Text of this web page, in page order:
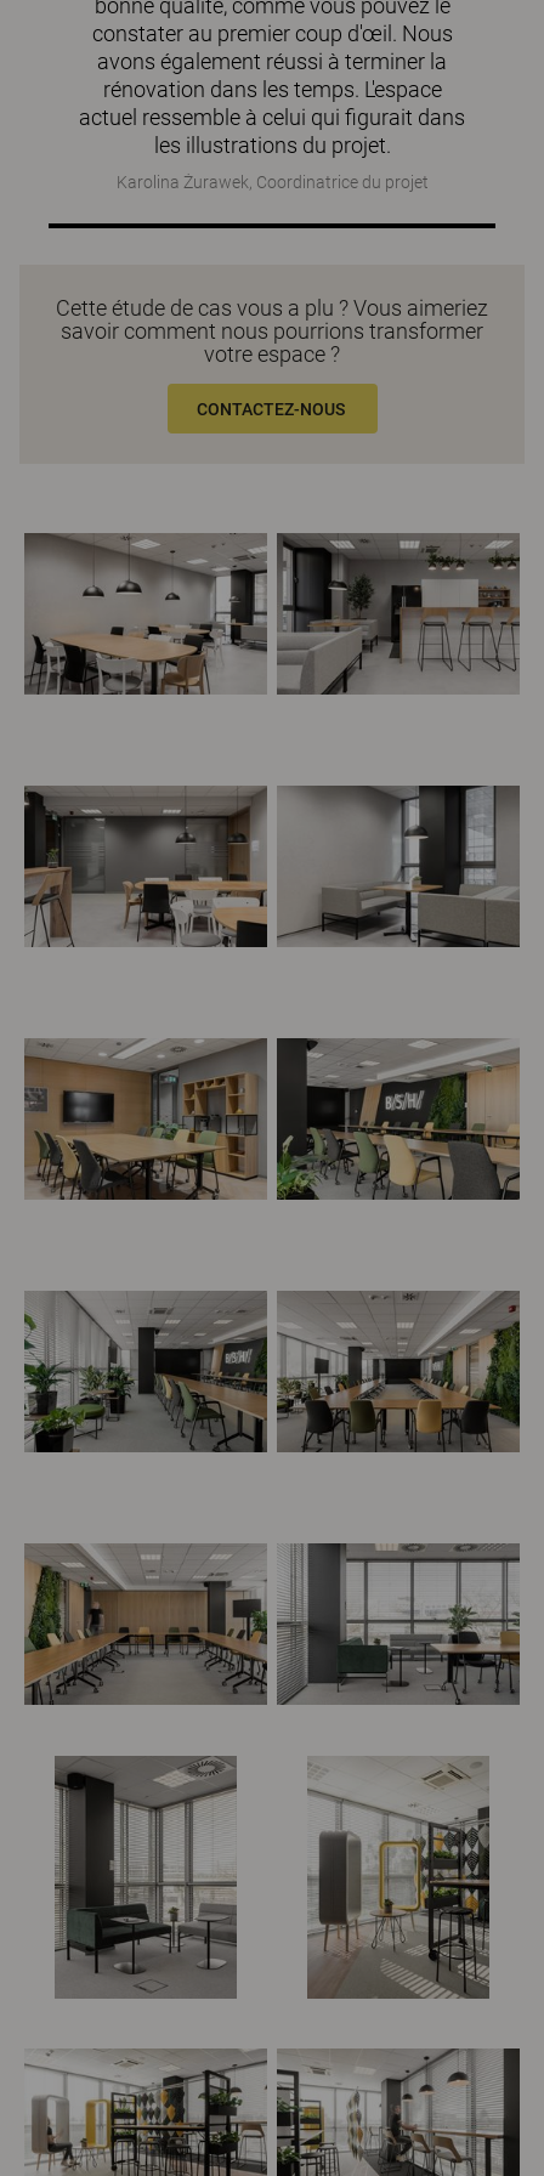
constater au premier coup d'œil. Nous
avons également réussi à terminer la
rénovation dans les temps. L'espace
actuel ressemble à celui qui figurait dans
les illustrations du projet.
Karolina Żurawek, Coordinatrice du projet
Cette étude de cas vous a plu ? Vous aimeriez
savoir comment nous pourrions transformer
votre espace ?
CONTACTEZ-NOUS